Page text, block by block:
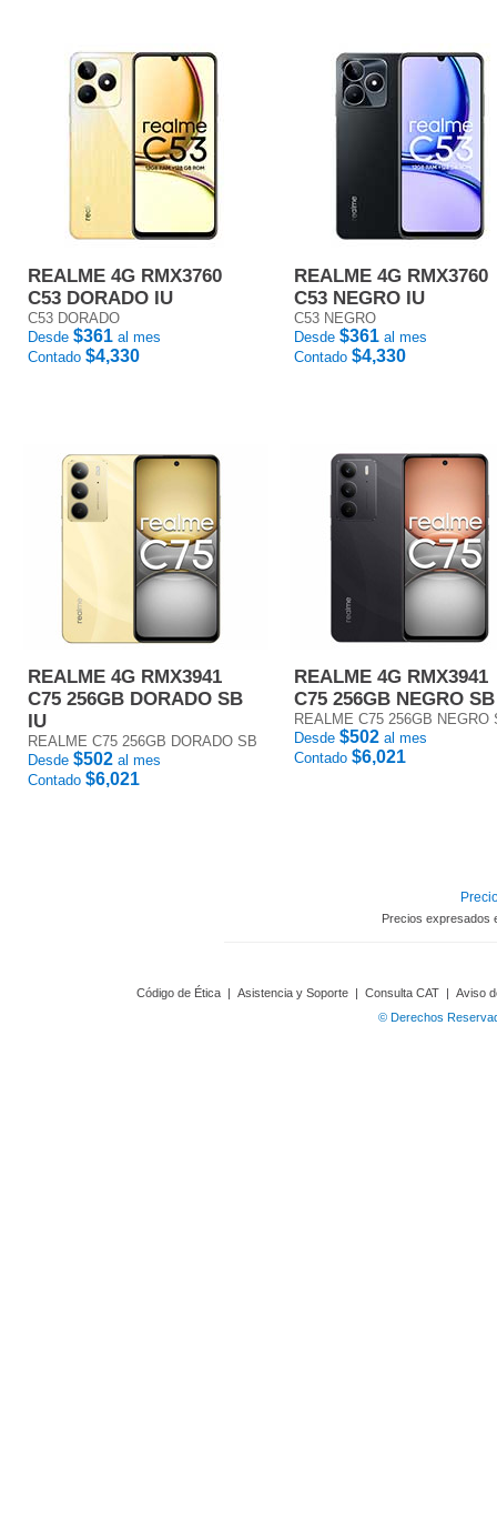
REALME 4G RMX3760
C53 DORADO IU
C53 DORADO
Desde $361 al mes
Contado $4,330
REALME 4G RMX3760
C53 NEGRO IU
C53 NEGRO
Desde $361 al mes
Contado $4,330
REALME 4G RMX3941
C75 256GB DORADO SB
IU
REALME C75 256GB DORADO SB
Desde $502 al mes
Contado $6,021
REALME 4G RMX3941
C75 256GB NEGRO
REALME C75 256GB NEGRO
Desde $502 al mes
Contado $6,021
Precios expresados
Código de Ética | Asistencia y Soporte | Consulta CAT | Aviso
© Derechos